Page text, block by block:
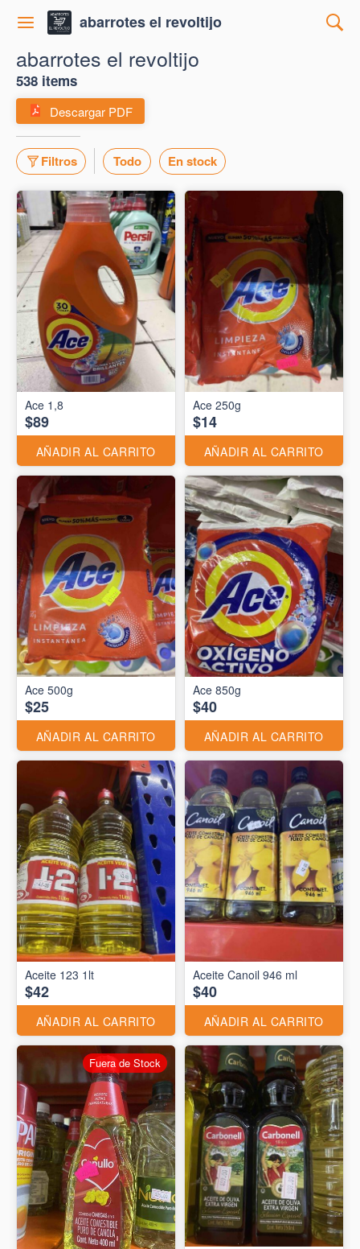
abarrotes el revoltijo
abarrotes el revoltijo
538 items
Descargar PDF
Filtros Todo En stock
Ace 1,8
$89
AÑADIR AL CARRITO
Ace 250g
$14
AÑADIR AL CARRITO
Ace 500g
$25
AÑADIR AL CARRITO
Ace 850g
$40
AÑADIR AL CARRITO
Aceite 123 1lt
$42
AÑADIR AL CARRITO
Aceite Canoil 946 ml
$40
AÑADIR AL CARRITO
Fuera de Stock